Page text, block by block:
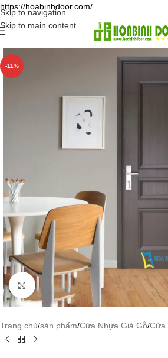
https://hoabinhdoor.com/
Skip to navigation
Skip to main content
-11%
Click to enlarge
Trang chủ/sản phẩm/Cửa Nhựa Giả Gỗ/Cửa